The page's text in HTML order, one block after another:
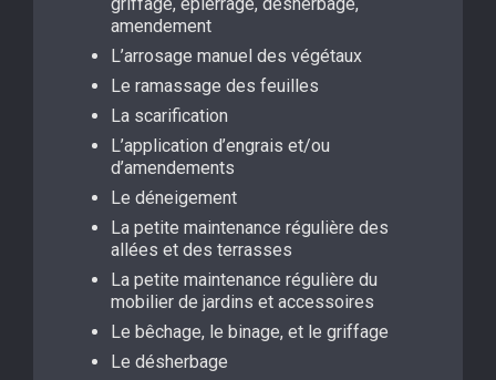
amendement
L’arrosage manuel des végétaux
Le ramassage des feuilles
La scarification
L’application d’engrais et/ou
d’amendements
Le déneigement
La petite maintenance régulière des
allées et des terrasses
La petite maintenance régulière du
mobilier de jardins et accessoires
Le bêchage, le binage, et le griffage
Le désherbage